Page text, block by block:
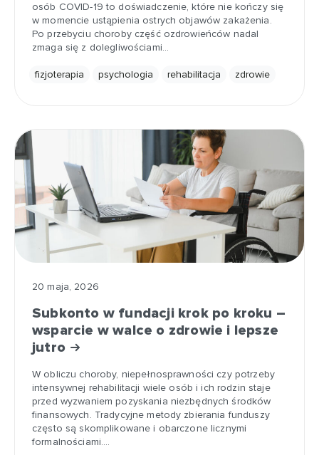
osób COVID-19 to doświadczenie, które nie kończy się
w momencie ustąpienia ostrych objawów zakażenia.
Po przebyciu choroby część ozdrowieńców nadal
zmaga się z dolegliwościami…
fizjoterapia psychologia rehabilitacja zdrowie
20 maja, 2026
Subkonto w fundacji krok po kroku –
wsparcie w walce o zdrowie i lepsze
jutro
W obliczu choroby, niepełnosprawności czy potrzeby
intensywnej rehabilitacji wiele osób i ich rodzin staje
przed wyzwaniem pozyskania niezbędnych środków
finansowych. Tradycyjne metody zbierania funduszy
często są skomplikowane i obarczone licznymi
formalnościami.…